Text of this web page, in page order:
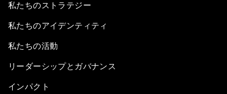
私たちのストラテジー
私たちのアイデンティティ
私たちの活動
リーダーシップとガバナンス
インパクト